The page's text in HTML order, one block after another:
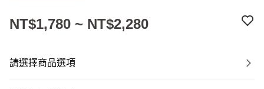
NT$1,780 ~ NT$2,280
請選擇商品選項